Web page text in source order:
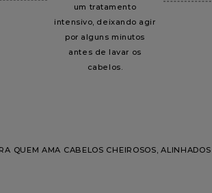
um tratamento
intensivo, deixando agir
por alguns minutos
antes de lavar os
cabelos.
QUEM AMA CABELOS CHEIROSOS, ALINHADOS